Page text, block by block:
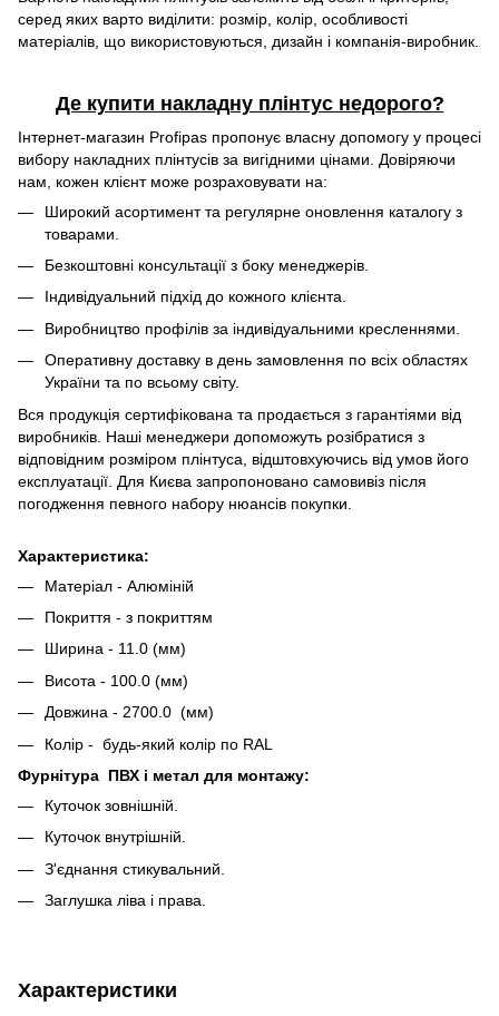
серед яких варто виділити: розмір, колір, особливості
матеріалів, що використовуються, дизайн і компанія-виробник.
Де купити накладну плінтус недорого?
Інтернет-магазин Profipas пропонує власну допомогу у процесі
вибору накладних плінтусів за вигідними цінами. Довіряючи
нам, кожен клієнт може розраховувати на:
Широкий асортимент та регулярне оновлення каталогу з
товарами.
Безкоштовні консультації з боку менеджерів.
Індивідуальний підхід до кожного клієнта.
Виробництво профілів за індивідуальними кресленнями.
Оперативну доставку в день замовлення по всіх областях
України та по всьому світу.
Вся продукція сертифікована та продається з гарантіями від
виробників. Наші менеджери допоможуть розібратися з
відповідним розміром плінтуса, відштовхуючись від умов його
експлуатації. Для Києва запропоновано самовивіз після
погодження певного набору нюансів покупки.
Характеристика:
Матеріал - Алюміній
Покриття - з покриттям
Ширина - 11.0 (мм)
Висота - 100.0 (мм)
Довжина - 2700.0 (мм)
Колір - будь-який колір по RAL
Фурнітура ПВХ і метал для монтажу:
Куточок зовнішній.
Куточок внутрішній.
З'єднання стикувальний.
Заглушка ліва і права.
Характеристики